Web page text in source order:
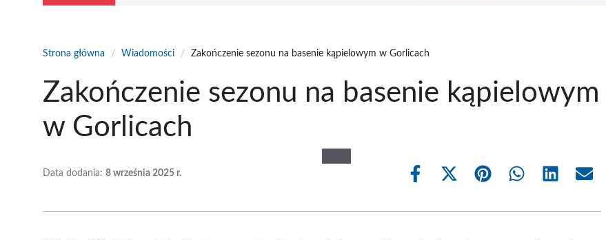
Strona główna / Wiadomości / Zakończenie sezonu na basenie kąpielowym w Gorlicach
Zakończenie sezonu na basenie kąpielowym
w Gorlicach
Data dodania: 8 września 2025 r.
Share
Share
(Twitter)
Share Share Share Share